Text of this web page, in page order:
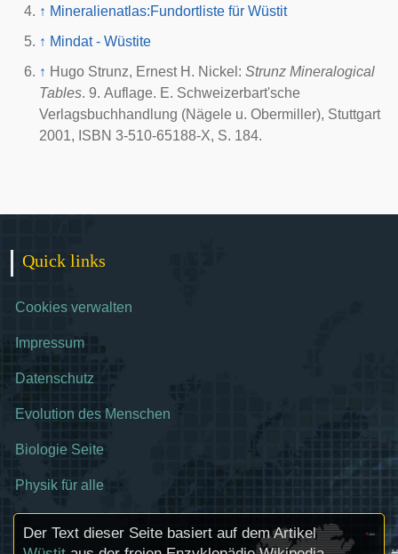
↑ Mineralienatlas:Fundortliste für Wüstit
↑ Mindat - Wüstite
↑ Hugo Strunz, Ernest H. Nickel: Strunz Mineralogical
Tables. 9. Auflage. E. Schweizerbart'sche
Verlagsbuchhandlung (Nägele u. Obermiller), Stuttgart
2001, ISBN 3-510-65188-X, S. 184.
Quick links
Cookies verwalten
Impressum
Datenschutz
Evolution des Menschen
Biologie Seite
Physik für alle
Der Text dieser Seite basiert auf dem Artikel